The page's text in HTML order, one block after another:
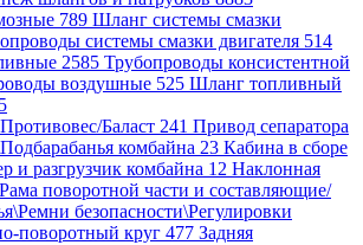
789 Шланг системы смазки
системы смазки двигателя 514
2585 Трубопроводы консистентной
воздушные 525 Шланг топливный
Противовес/Баласт 241 Привод сепаратора
комбайна 23 Кабина в сборе
и разгрузчик комбайна 12 Наклонная
Рама поворотной части и составляющие/
безопасности\Регулировки
поворотный круг 477 Задняя